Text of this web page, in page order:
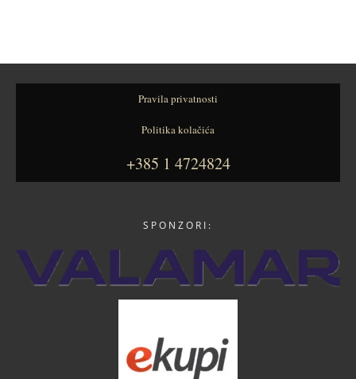
Pravila privatnosti
Politika kolačića
+385 1 4724824
SPONZORI: